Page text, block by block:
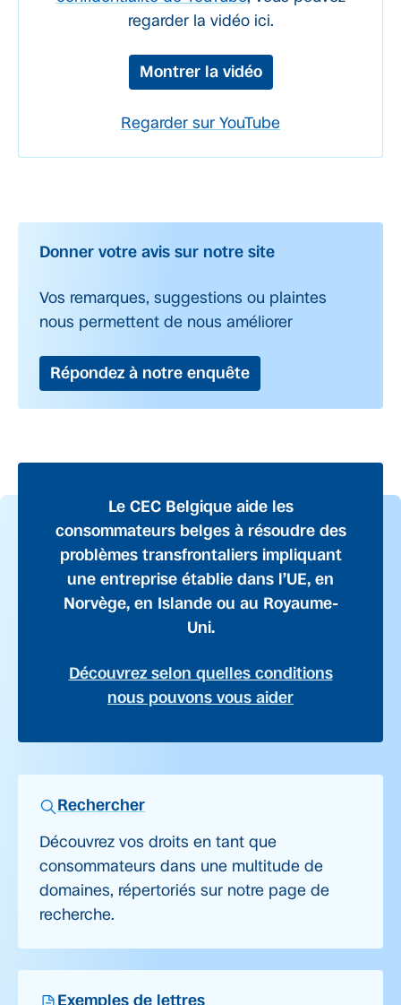
regarder la vidéo ici.
Montrer la vidéo
Regarder sur YouTube
Donner votre avis sur notre site
Vos remarques, suggestions ou plaintes
nous permettent de nous améliorer
Répondez à notre enquête
Le CEC Belgique aide les
consommateurs belges à résoudre des
problèmes transfrontaliers impliquant
une entreprise établie dans l’UE, en
Norvège, en Islande ou au Royaume-
Uni.
Découvrez selon quelles conditions
nous pouvons vous aider
Rechercher
Découvrez vos droits en tant que
consommateurs dans une multitude de
domaines, répertoriés sur notre page de
recherche.
Exemples de lettres